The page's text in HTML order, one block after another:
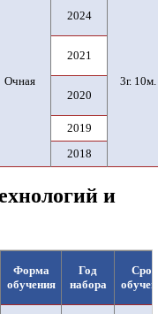
Очная
2024
3г. 10м.
2021
2020
2019
2018
и
Форма
обучения
Год
набора
Срок